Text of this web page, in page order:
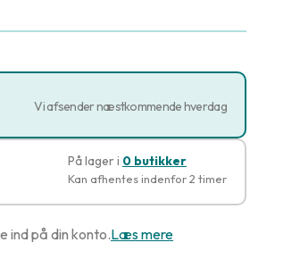
Vi afsender næstkommende hverdag
På lager i 0 butikker
Kan afhentes indenfor 2 timer
ind på din konto.Læs mere